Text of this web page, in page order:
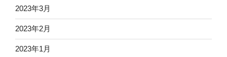
2023年3月
2023年2月
2023年1月